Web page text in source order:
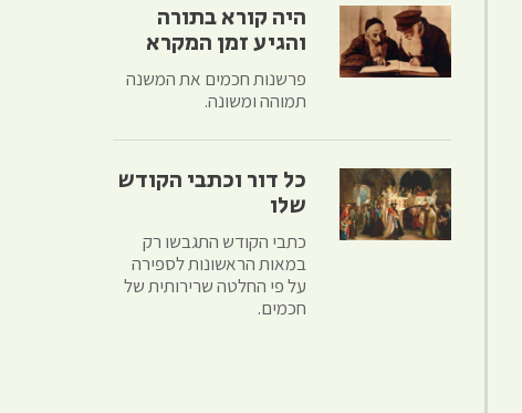
היה קורא בתורה
והגיע זמן המקרא
פרשנות חכמים את המשנה
תמוהה ומשונה.
כל דור וכתבי הקודש
שלו
כתבי הקודש התגבשו רק
במאות הראשונות לספירה
על פי החלטה שרירותית של
חכמים.